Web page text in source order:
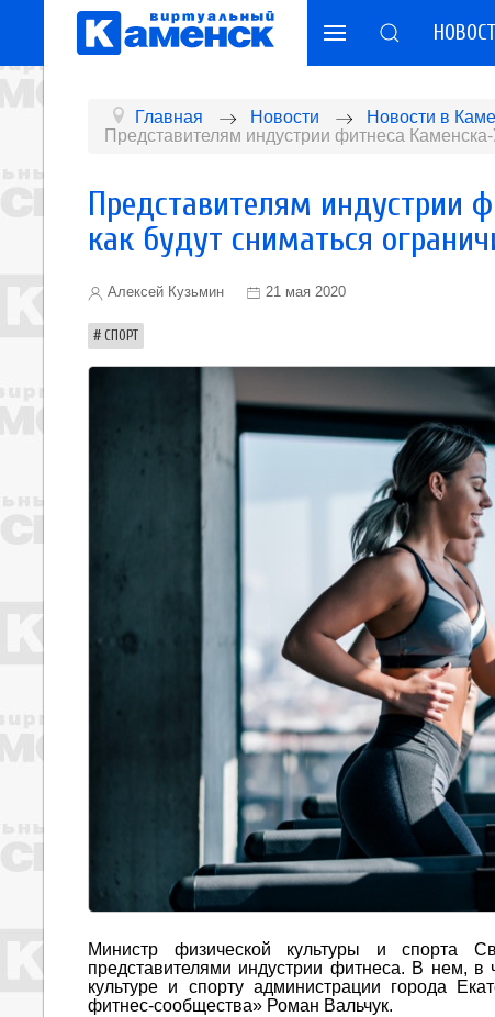
Главная Новости
Новости в
Представителям индустрии фитнеса
Представителям индустрии
как будут сниматься
Алексей Кузьмин 21 мая 2020
СПОРТ
Министр физической культуры и спорта
представителями индустрии фитнеса. В нем, в
культуре и спорту администрации города
фитнес-сообщества» Роман Вальчук.